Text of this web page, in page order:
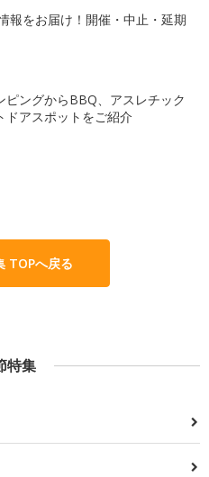
報をお届け！開催・中止・延期
ピングからBBQ、アスレチック
ドアスポットをご紹介
TOPへ戻る
特集